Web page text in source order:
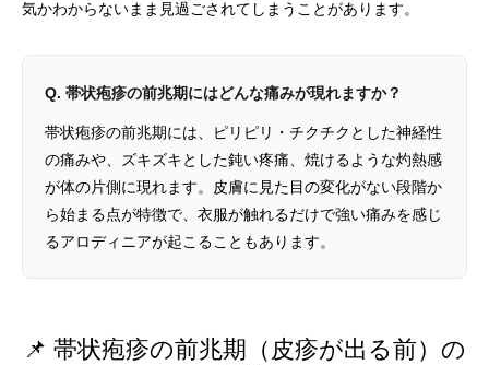
気かわからないまま見過ごされてしまうことがあります。
Q. 帯状疱疹の前兆期にはどんな痛みが現れますか？
帯状疱疹の前兆期には、ピリピリ・チクチクとした神経性
の痛みや、ズキズキとした鈍い疼痛、焼けるような灼熱感
が体の片側に現れます。皮膚に見た目の変化がない段階か
ら始まる点が特徴で、衣服が触れるだけで強い痛みを感じ
るアロディニアが起こることもあります。
📌 帯状疱疹の前兆期（皮疹が出る前）の